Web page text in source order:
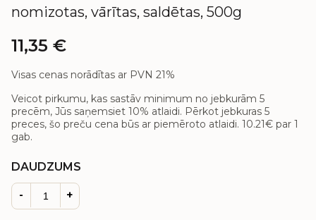
nomizotas, vārītas, saldētas, 500g
11,35 €
Visas cenas norādītas ar PVN 21%
Veicot pirkumu, kas sastāv minimum no jebkurām 5
precēm, Jūs saņemsiet 10% atlaidi. Pērkot jebkuras 5
preces, šo preču cena būs ar piemēroto atlaidi. 10.21€ par 1
gab.
DAUDZUMS
- +